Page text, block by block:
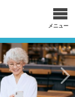
メニュー